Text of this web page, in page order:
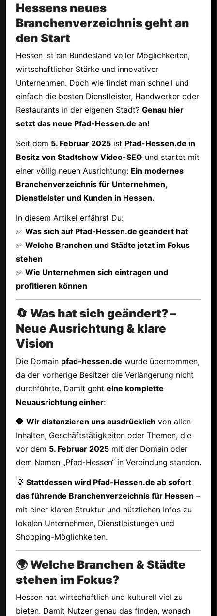
Hessens neues
Branchenverzeichnis geht an
den Start
Hessen ist ein Bundesland voller Möglichkeiten,
wirtschaftlicher Stärke und innovativer
Unternehmen. Doch wie findet man schnell und
einfach die besten Dienstleister, Handwerker oder
Restaurants in der eigenen Stadt? Genau hier
setzt das neue Pfad-Hessen.de an!
Seit dem 5. Februar 2025ist Pfad-Hessen.de in
Besitz von Stadtshow Video-SEO und startet mit
einer völlig neuen Ausrichtung: Ein modernes
Branchenverzeichnis für Unternehmen,
Dienstleister und Kunden in Hessen.
In diesem Artikel erfährst Du:
✅ Was sich auf Pfad-Hessen.de geändert hat
✅ Welche Branchen und Städte jetzt im Fokus
stehen
✅ Wie Unternehmen sich eintragen und
profitieren können
🔄 Was hat sich geändert? –
Neue Ausrichtung & klare
Vision
Die Domain pfad-hessen.de wurde übernommen,
da der vorherige Besitzer die Verlängerung nicht
durchführte. Damit geht eine komplette
Neuausrichtung einher:
🛑 Wir distanzieren uns ausdrücklich von allen
Inhalten, Geschäftstätigkeiten oder Themen, die
vor dem 5. Februar 2025mit der Domain oder
dem Namen „Pfad-Hessen“ in Verbindung standen.
💡 Stattdessen wird Pfad-Hessen.de ab sofort
das führende Branchenverzeichnis für Hessen –
mit einer klaren Struktur und nützlichen Infos zu
lokalen Unternehmen, Dienstleistungen und
Shopping-Möglichkeiten.
🌍 Welche Branchen & Städte
stehen im Fokus?
Hessen hat wirtschaftlich und kulturell viel zu
bieten. Damit Nutzer genau das finden, wonach